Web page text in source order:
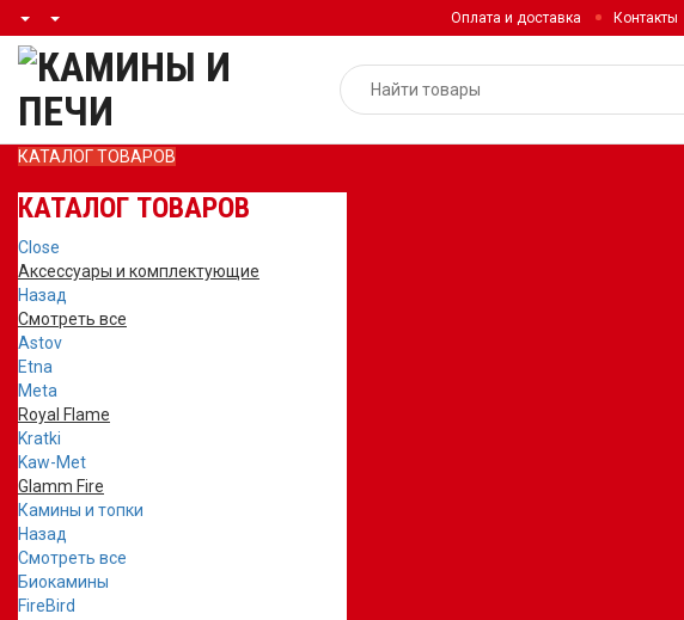
Оплата и доставка Контакты
КАТАЛОГ ТОВАРОВ
КАТАЛОГ ТОВАРОВ
Close
Аксессуары и комплектующие
Назад
Смотреть все
Astov
Etna
Meta
Royal Flame
Kratki
Kaw-Met
Glamm Fire
Камины и топки
Назад
Смотреть все
Биокамины
FireBird